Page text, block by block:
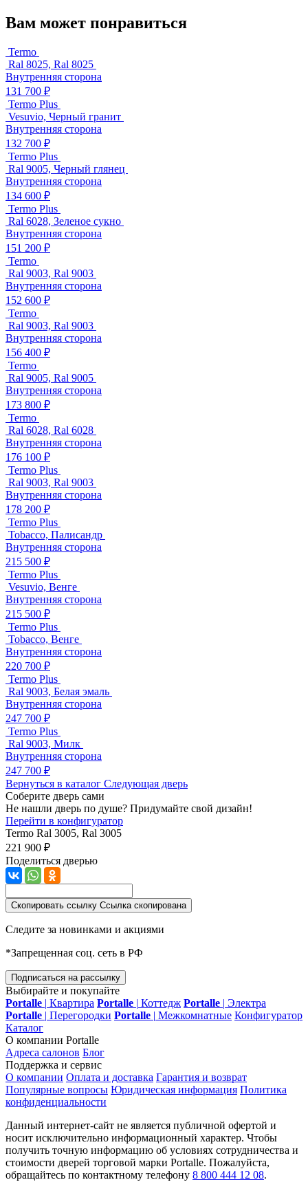
Вам может понравиться
Termo
Ral 8025, Ral 8025
Внутренняя сторона
131 700 ₽
Termo Plus
Vesuvio, Черный гранит
Внутренняя сторона
132 700 ₽
Termo Plus
Ral 9005, Черный глянец
Внутренняя сторона
134 600 ₽
Termo Plus
Ral 6028, Зеленое сукно
Внутренняя сторона
151 200 ₽
Termo
Ral 9003, Ral 9003
Внутренняя сторона
152 600 ₽
Termo
Ral 9003, Ral 9003
Внутренняя сторона
156 400 ₽
Termo
Ral 9005, Ral 9005
Внутренняя сторона
173 800 ₽
Termo
Ral 6028, Ral 6028
Внутренняя сторона
176 100 ₽
Termo Plus
Ral 9003, Ral 9003
Внутренняя сторона
178 200 ₽
Termo Plus
Tobacco, Палисандр
Внутренняя сторона
215 500 ₽
Termo Plus
Vesuvio, Венге
Внутренняя сторона
215 500 ₽
Termo Plus
Tobacco, Венге
Внутренняя сторона
220 700 ₽
Termo Plus
Ral 9003, Белая эмаль
Внутренняя сторона
247 700 ₽
Termo Plus
Ral 9003, Милк
Внутренняя сторона
247 700 ₽
Вернуться в каталог Следующая дверь
Соберите дверь сами
Не нашли дверь по душе? Придумайте свой дизайн!
Перейти в конфигуратор
Termo Ral 3005, Ral 3005
221 900 ₽
Поделиться дверью
Скопировать ссылку Ссылка скопирована
Следите за новинками и акциями
*Запрещенная соц. сеть в РФ
Подписаться на рассылку
Выбирайте и покупайте
Portalle | Квартира Portalle | Коттедж Portalle | Электра
Portalle | Перегородки Portalle | Межкомнатные Конфигуратор
Каталог
О компании Portalle
Адреса салонов Блог
Поддержка и сервис
О компании Оплата и доставка Гарантия и возврат
Популярные вопросы Юридическая информация Политика
конфиденциальности
Данный интернет-сайт не является публичной офертой и
носит исключительно информационный характер. Чтобы
получить точную информацию об условиях сотрудничества и
стоимости дверей торговой марки Portalle. Пожалуйста,
обращайтесь по контактному телефону 8 800 444 12 08.